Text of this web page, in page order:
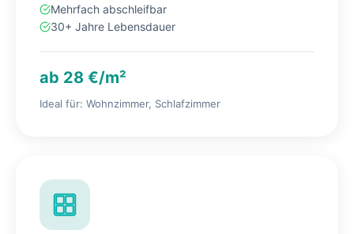
Mehrfach abschleifbar
30+ Jahre Lebensdauer
ab 28 €/m²
Ideal für: Wohnzimmer, Schlafzimmer